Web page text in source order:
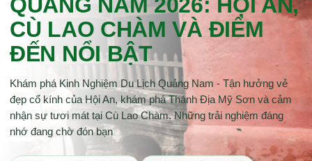
CÙ LAO CHÀM VÀ ĐIỂM
ĐẾN NỔI BẬT
Khám phá Kinh Nghiệm Du Lịch Quảng Nam - Tận hưởng vẻ
đẹp cổ kính của Hội An, khám phá Thánh Địa Mỹ Sơn và cảm
nhận sự tươi mát tại Cù Lao Chàm. Những trải nghiệm đáng
nhớ đang chờ đón bạn